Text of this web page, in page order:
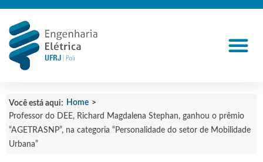
Você está aqui: Home >
Professor do DEE, Richard Magdalena Stephan, ganhou o prêmio
“AGETRASNP”, na categoria “Personalidade do setor de Mobilidade
Urbana”